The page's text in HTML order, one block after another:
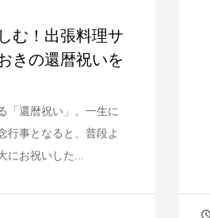
む！出張料理サ
きの還暦祝いを
「還暦祝い」。一生に
行事となると、普段よ
にお祝いした...